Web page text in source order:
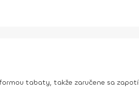
tabaty, takže zaručene sa